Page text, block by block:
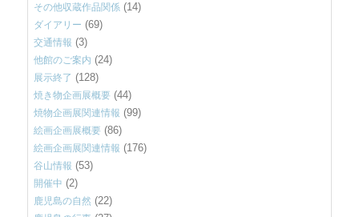
その他収蔵作品関係 (14)
ダイアリー (69)
交通情報 (3)
他館のご案内 (24)
展示終了 (128)
焼き物企画展概要 (44)
焼物企画展関連情報 (99)
絵画企画展概要 (86)
絵画企画展関連情報 (176)
谷山情報 (53)
開催中 (2)
鹿児島の自然 (22)